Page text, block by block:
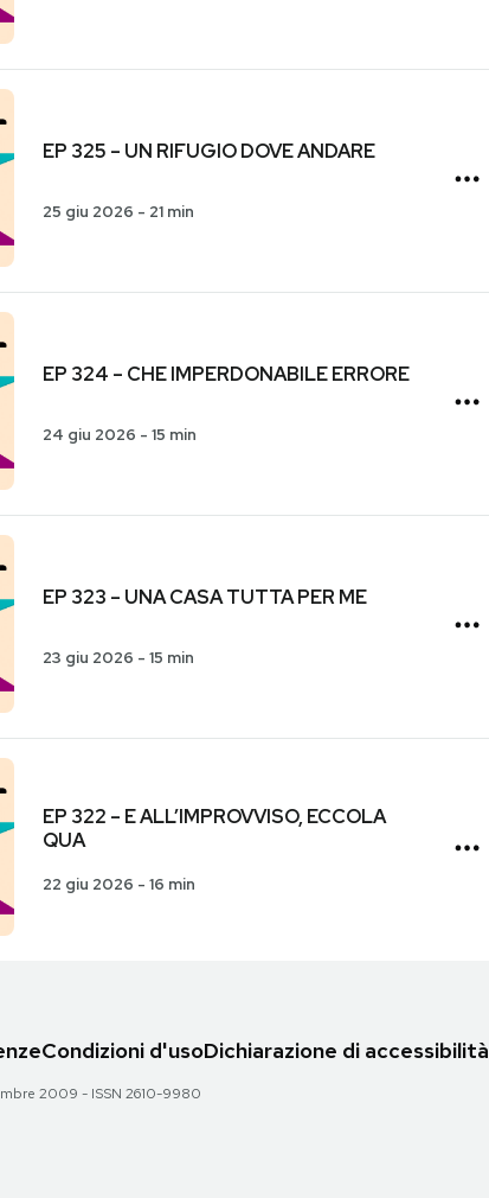
EP 325 – UN RIFUGIO DOVE ANDARE
25 giu 2026 - 21 min
EP 324 – CHE IMPERDONABILE ERRORE
24 giu 2026 - 15 min
EP 323 – UNA CASA TUTTA PER ME
23 giu 2026 - 15 min
EP 322 – E ALL’IMPROVVISO, ECCOLA
QUA
22 giu 2026 - 16 min
Condizioni d'usoDichiarazione di accessibilità
2009 - ISSN 2610-9980